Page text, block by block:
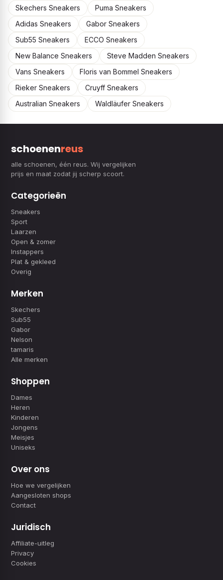
Skechers Sneakers
Puma Sneakers
Adidas Sneakers
Gabor Sneakers
Sub55 Sneakers
ECCO Sneakers
New Balance Sneakers
Steve Madden Sneakers
Vans Sneakers
Floris van Bommel Sneakers
Rieker Sneakers
Cruyff Sneakers
Australian Sneakers
Waldläufer Sneakers
schoenenreus
alle schoenen, één reus. Wij vergelijken
prijs en maat zodat jij scherp scoort.
Categorieën
Sneakers
Sport
Laarzen
Open & zomer
Instappers
Plat & gekleed
Overig
Merken
Skechers
Sub55
Gabor
Nelson
tamaris
Alle merken
Shoppen
Dames
Heren
Kinderen
Jongens
Meisjes
Uniseks
Over ons
Hoe we vergelijken
Aangesloten shops
Contact
Juridisch
Affiliate-uitleg
Privacy
Cookies